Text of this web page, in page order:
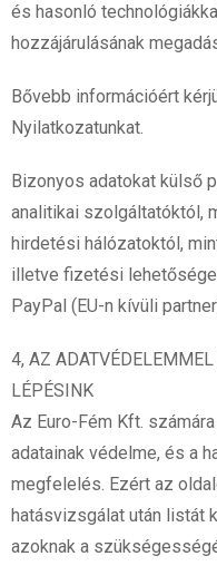
és hasonló
hozzájárulásának
Bővebb információért
Nyilatkozatunkat.
Bizonyos adatokat külső
analitikai szolgáltatóktól,
hirdetési hálózatoktól,
illetve fizetési
PayPal (EU-n kívüli
4, AZ
LÉPÉSINK
Az Euro-Fém Kft.
adatainak védelme, és a
megfelelés. Ezért az
hatásvizsgálat után listát
azoknak a